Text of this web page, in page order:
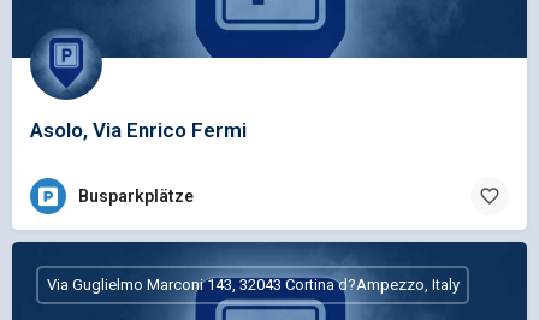
Asolo, Via Enrico Fermi
Busparkplätze
Via Guglielmo Marconi 143, 32043 Cortina d?Ampezzo, Italy